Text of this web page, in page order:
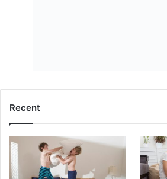
Recent